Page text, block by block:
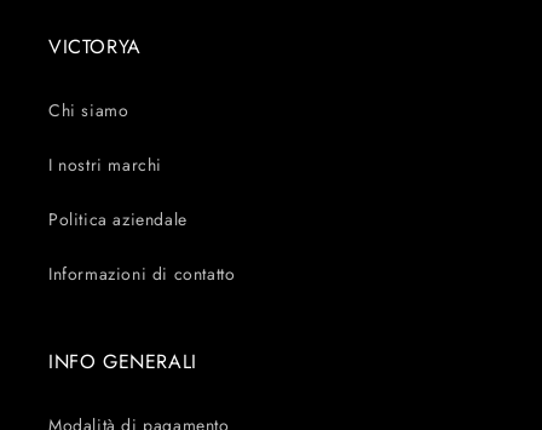
VICTORYA
Chi siamo
I nostri marchi
Politica aziendale
Informazioni di contatto
INFO GENERALI
Modalità di pagamento